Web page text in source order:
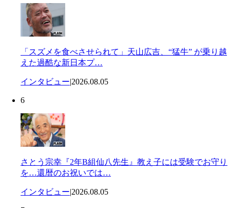
「スズメを食べさせられて」天山広吉、“猛牛” が乗り越
えた過酷な新日本プ…
インタビュー|2026.08.05
6
さとう宗幸『2年B組仙八先生』教え子には受験でお守り
を…還暦のお祝いでは…
インタビュー|2026.08.05